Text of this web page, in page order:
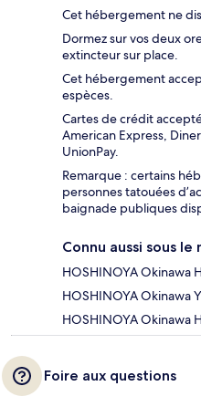
Cet hébergement ne
Dormez sur vos deux
extincteur sur place.
Cet hébergement
espèces.
Cartes de crédit
American Express,
UnionPay.
Remarque : certains
personnes tatouées
baignade publiques
Connu aussi sous le
HOSHINOYA Okinawa
HOSHINOYA Okinawa
HOSHINOYA Okinawa
Foire aux questions